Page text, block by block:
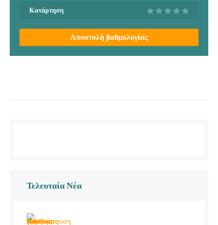
Κατάρτηση
Αποστολή βαθμολογίας
Τελευταία Νέα